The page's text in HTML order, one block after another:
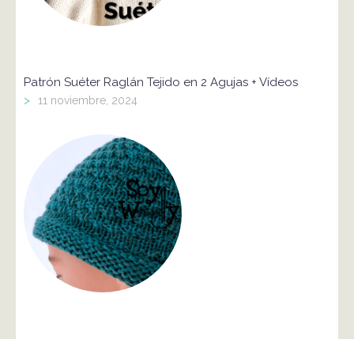
Patrón Suéter Raglán Tejido en 2 Agujas + Vídeos
> 11 noviembre, 2024